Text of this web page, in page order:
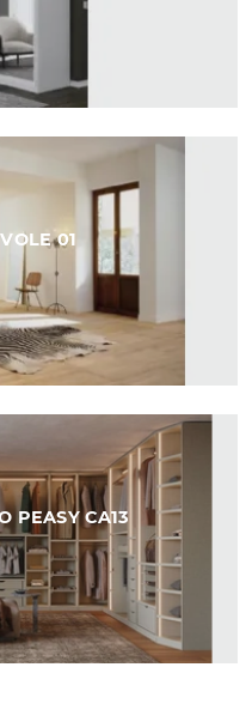
01
PEASY CA13